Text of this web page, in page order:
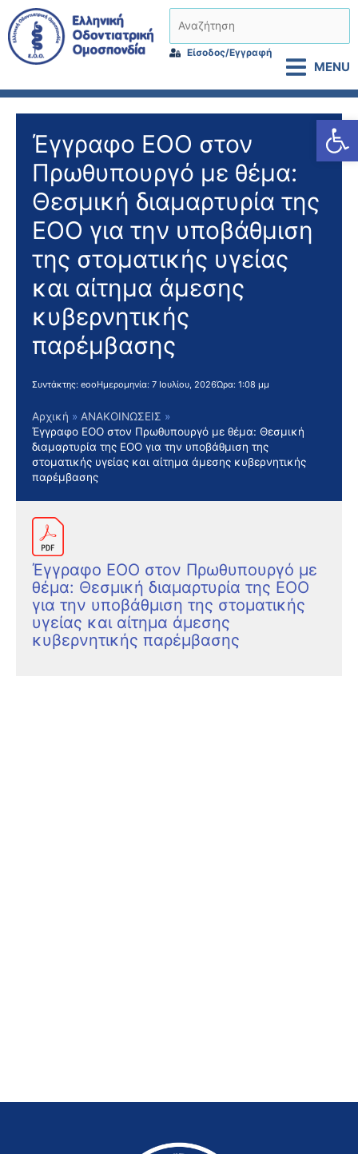
Μετάβαση
στο
περιεχόμενο
Είσοδος/Εγγραφή
MENU
Έγγραφο ΕΟΟ στον
Πρωθυπουργό με θέμα:
Θεσμική διαμαρτυρία της
ΕΟΟ για την υποβάθμιση
της στοματικής υγείας
και αίτημα άμεσης
κυβερνητικής
παρέμβασης
Συντάκτης: eooΗμερομηνία: 7 Ιουλίου, 2026Ώρα: 1:08 μμ
Αρχική
ΑΝΑΚΟΙΝΩΣΕΙΣ
Έγγραφο ΕΟΟ στον Πρωθυπουργό με θέμα: Θεσμική
διαμαρτυρία της ΕΟΟ για την υποβάθμιση της
στοματικής υγείας και αίτημα άμεσης κυβερνητικής
παρέμβασης
Έγγραφο ΕΟΟ στον Πρωθυπουργό με
θέμα: Θεσμική διαμαρτυρία της ΕΟΟ
για την υποβάθμιση της στοματικής
υγείας και αίτημα άμεσης
κυβερνητικής παρέμβασης